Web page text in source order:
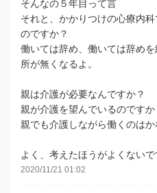
そんなの５年目って言
それと、かかりつけの心療内
のですか？
働いては辞め、働いては辞め
所が無くなるよ。
親は介護が必要なんですか？
親が介護を望んでいるのですか
親でも介護しながら働くのはか
よく、考えたほうがよくないで
2020/11/21 01:02